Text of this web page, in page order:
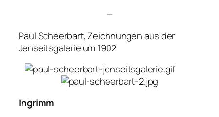
—
Paul Scheerbart, Zeichnungen aus der
Jenseitsgalerie um 1902
Ingrimm